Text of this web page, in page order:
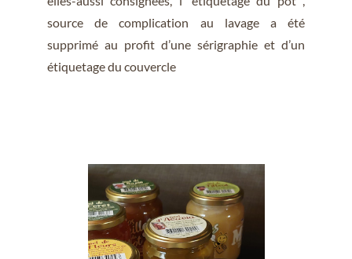
source de complication au lavage a été
supprimé au profit d’une sérigraphie et d’un
étiquetage du couvercle